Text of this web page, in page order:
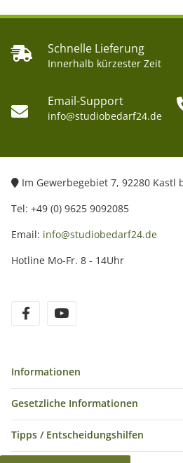
Schnelle Lieferung
Innerhalb kürzester Zeit
Email-Support
info@studiobedarf24.de
Im Gewerbegebiet 7, 92280 Kastl
Tel: +49 (0) 9625 9092085
Email: info@studiobedarf24.de
Hotline Mo-Fr. 8 - 14Uhr
Informationen
Gesetzliche Informationen
Tipps / Entscheidungshilfen